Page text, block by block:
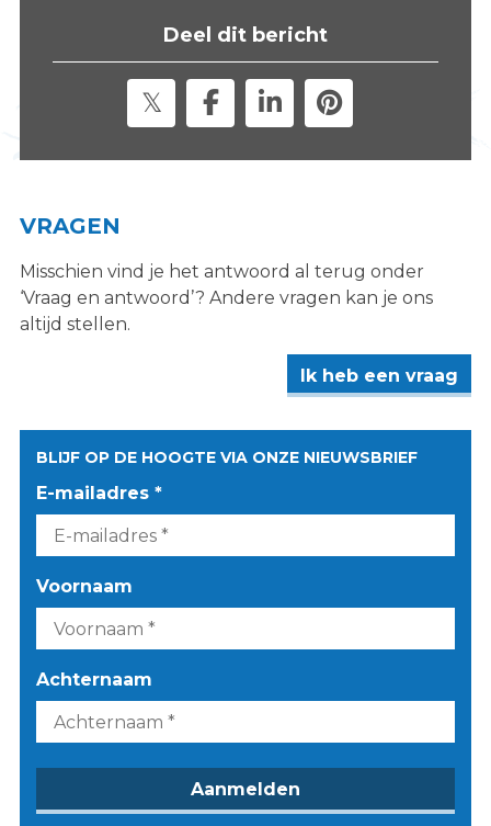
Deel dit bericht
VRAGEN
Misschien vind je het antwoord al terug onder
‘Vraag en antwoord’? Andere vragen kan je ons
altijd stellen.
Ik heb een vraag
BLIJF OP DE HOOGTE VIA ONZE NIEUWSBRIEF
E-mailadres *
Voornaam
Achternaam